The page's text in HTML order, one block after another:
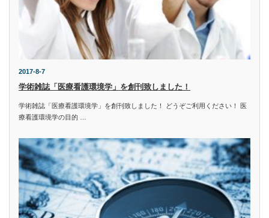
2017-8-7
学術雑誌「医療看護環境学」を創刊致しました！
学術雑誌「医療看護環境学」を創刊致しました！ どうぞご利用ください！ 医
療看護環境学の目的 …